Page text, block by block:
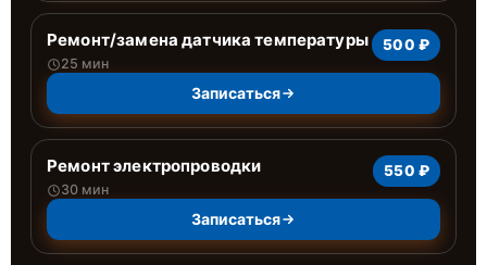
Ремонт/замена датчика температуры
25 мин
500 ₽
Записаться
Ремонт электропроводки
30 мин
550 ₽
Записаться